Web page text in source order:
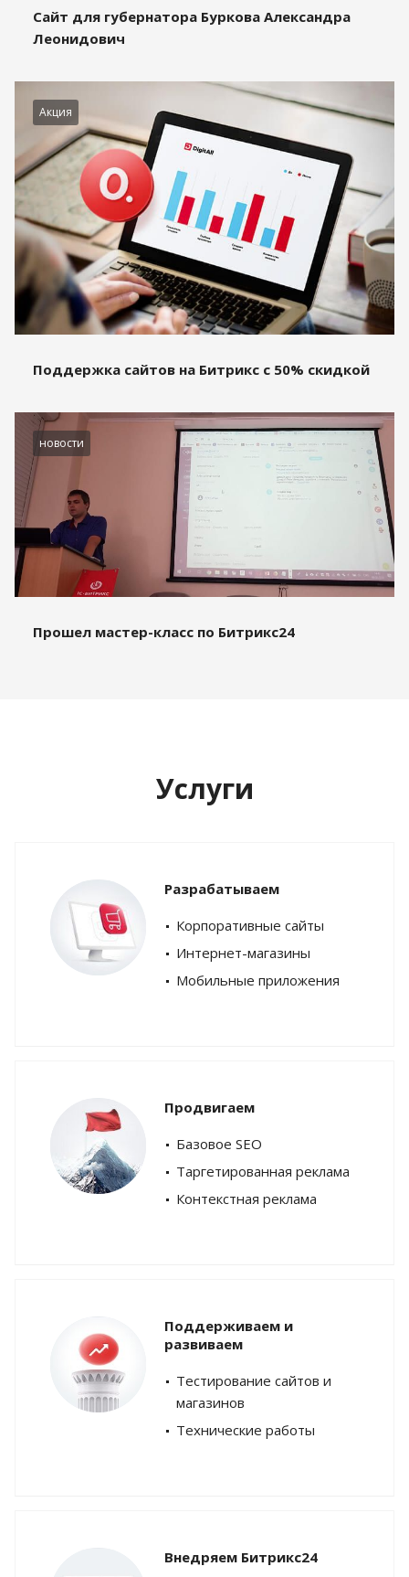
Сайт для губернатора Буркова Александра
Леонидович
Акция
Поддержка сайтов на Битрикс с 50% скидкой
новости
Прошел мастер-класс по Битрикс24
Услуги
Разрабатываем
Корпоративные сайты
Интернет-магазины
Мобильные приложения
Продвигаем
Базовое SEO
Таргетированная реклама
Контекстная реклама
Поддерживаем и
развиваем
Тестирование сайтов и
магазинов
Технические работы
Внедряем Битрикс24